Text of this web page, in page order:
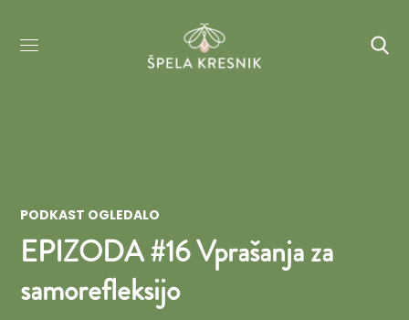
PODKAST OGLEDALO
EPIZODA #16 Vprašanja za
samorefleksijo